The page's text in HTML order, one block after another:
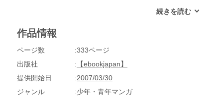
門塔京学園高サッカー部に、念願の入部かなった中サブは、レ
が……。漫画界のサッカー狂・望月三起也が描く、青春サッカ
作品情報
ページ数
333ページ
出版社
【ebookjapan】
提供開始日
2007/03/30
ジャンル
少年・青年マンガ